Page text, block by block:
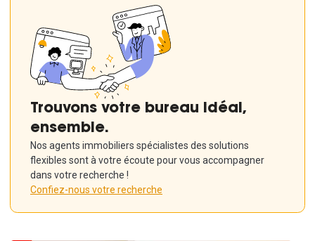
Trouvons votre bureau idéal,
ensemble.
Nos agents immobiliers spécialistes des solutions
flexibles sont à votre écoute pour vous accompagner
dans votre recherche !
Confiez-nous votre recherche